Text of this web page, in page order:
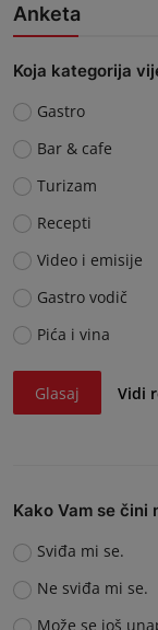
Anketa
Koja kategorija
Gastro
Bar & cafe
Turizam
Recepti
Video i emisije
Gastro vodič
Pića i vina
Glasaj Vidi
Kako Vam se čini
Sviđa mi se.
Ne sviđa mi se.
Može se još